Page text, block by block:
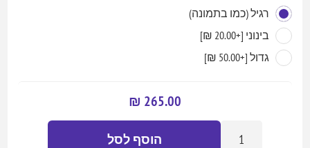
רגיל (כמו בתמונה)
בינוני [+20.00 ₪]
גדול [+50.00 ₪]
265.00 ₪
הוסף לסל